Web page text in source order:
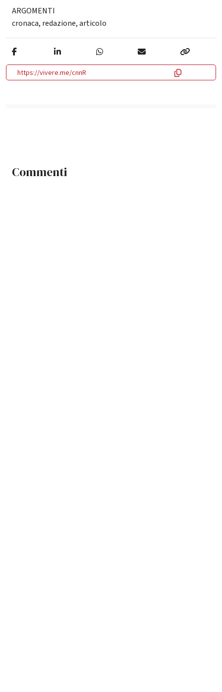
ARGOMENTI
cronaca, redazione,articolo
https://vivere.me/cnnR
Commenti